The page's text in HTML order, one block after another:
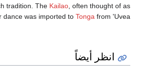
tradition. The Kailao , often thought of as
dance was imported to Tonga from 'Uvea.
انظر أيضاً